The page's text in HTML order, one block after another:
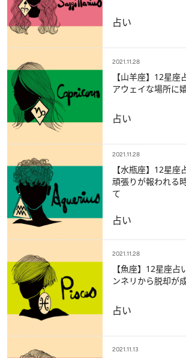
占い
2021.11.28
【山羊座】12星
アウェイな場所に
占い
2021.11.28
【水瓶座】12星
頑張りが報われる
て
占い
2021.11.28
【魚座】12星座占
ンネリから脱却が
占い
2021.11.13